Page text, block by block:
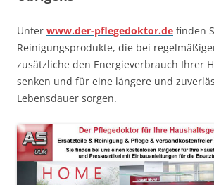
Unter www.der-pflegedoktor.de finden
Reinigungsprodukte, die bei
zusätzliche den Energieverbrauch Ihrer
senken und für eine längere und
Lebensdauer sorgen.